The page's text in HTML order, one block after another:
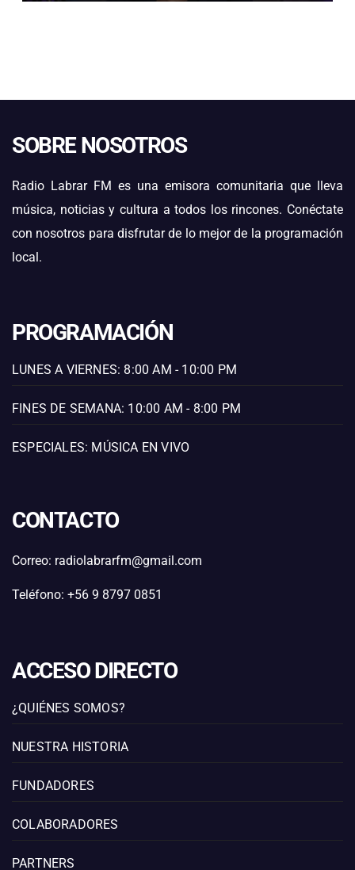
SOBRE NOSOTROS
Radio Labrar FM es una emisora comunitaria que lleva
música, noticias y cultura a todos los rincones. Conéctate
con nosotros para disfrutar de lo mejor de la programación
local.
PROGRAMACIÓN
LUNES A VIERNES: 8:00 AM - 10:00 PM
FINES DE SEMANA: 10:00 AM - 8:00 PM
ESPECIALES: MÚSICA EN VIVO
CONTACTO
Correo: radiolabrarfm@gmail.com
Teléfono: +56 9 8797 0851
ACCESO DIRECTO
¿QUIÉNES SOMOS?
NUESTRA HISTORIA
FUNDADORES
COLABORADORES
PARTNERS